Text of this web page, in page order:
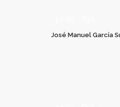
José Manuel García